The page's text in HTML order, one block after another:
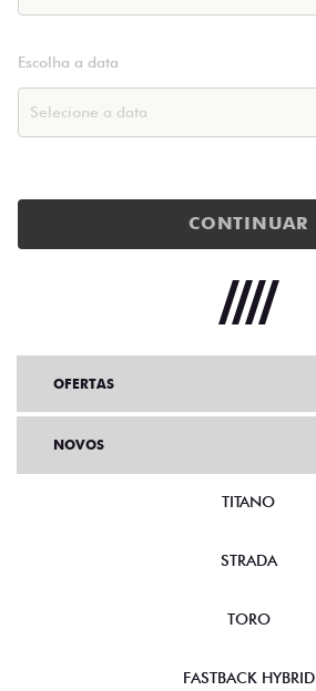
Escolha a data
CONTINUAR
OFERTAS
NOVOS
TITANO
STRADA
TORO
FASTBACK HYBRID